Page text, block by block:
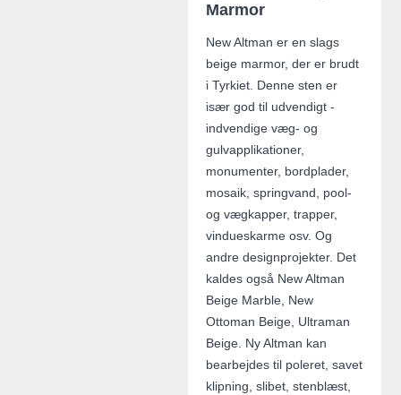
Marmor
New Altman er en slags
beige marmor, der er brudt
i Tyrkiet. Denne sten er
især god til udvendigt -
indvendige væg- og
gulvapplikationer,
monumenter, bordplader,
mosaik, springvand, pool-
og vægkapper, trapper,
vindueskarme osv. Og
andre designprojekter. Det
kaldes også New Altman
Beige Marble, New
Ottoman Beige, Ultraman
Beige. Ny Altman kan
bearbejdes til poleret, savet
klipning, slibet, stenblæst,